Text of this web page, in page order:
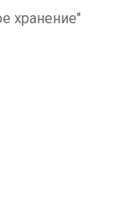
хранение"